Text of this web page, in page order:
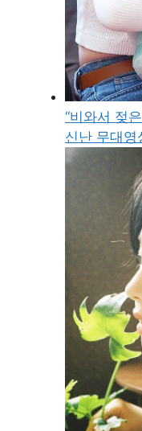
“비와서 젖
신난 무대영